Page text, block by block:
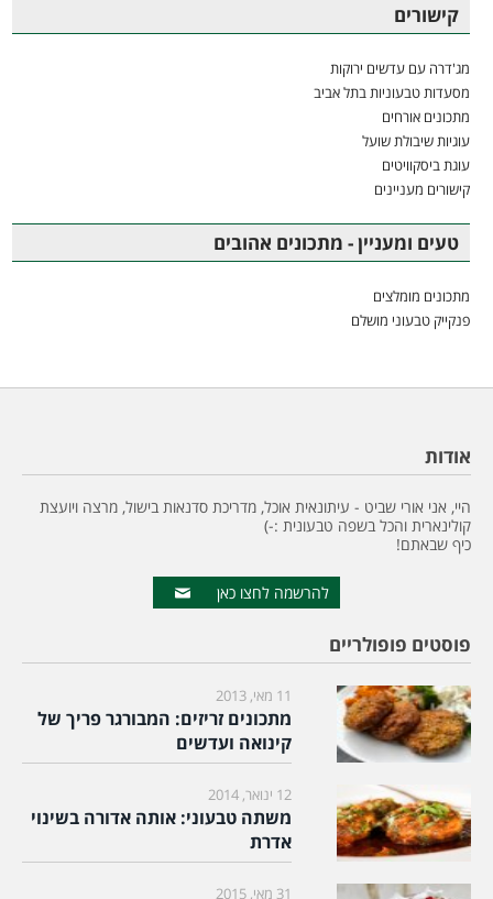
קישורים
מג'דרה עם עדשים ירוקות
מסעדות טבעוניות בתל אביב
מתכונים אורחים
עוגיות שיבולת שועל
עוגת ביסקוויטים
קישורים מעניינים
טעים ומעניין - מתכונים אהובים
מתכונים מומלצים
פנקייק טבעוני מושלם
אודות
היי, אני אורי שביט - עיתונאית אוכל, מדריכת סדנאות בישול, מרצה ויועצת
קולינארית והכל בשפה טבעונית :-)
כיף שבאתם!
להרשמה לחצו כאן
פוסטים פופולריים
11 מאי, 2013
מתכונים זריזים: המבורגר פריך של
קינואה ועדשים
12 ינואר, 2014
משתה טבעוני: אותה אדורה בשינוי
אדרת
31 מאי, 2015